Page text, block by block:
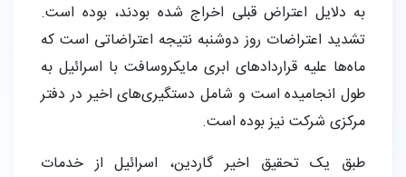
به دلایل اعتراض قبلی اخراج شده بودند، بوده است.
تشدید اعتراضات روز دوشنبه نتیجه اعتراضاتی است که
ماه‌ها علیه قراردادهای ابری مایکروسافت با اسرائیل به
طول انجامیده است و شامل دستگیری‌های اخیر در دفتر
مرکزی شرکت نیز بوده است.
طبق یک تحقیق اخیر گاردین، اسرائیل از خدمات